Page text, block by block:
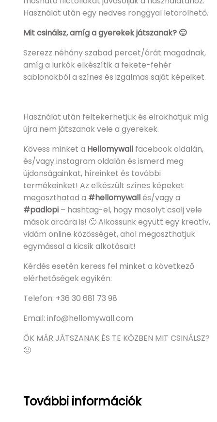
Használat után egy nedves ronggyal letörölhető.
Mit csinálsz, amíg a gyerekek játszanak? 🙂
Szerezz néhány szabad percet/órát magadnak,
amíg a lurkók elkészítik a fekete-fehér
sablonokból a színes és izgalmas saját képeiket.
Használat után feltekerhetjük és elrakhatjuk míg
újra nem játszanak vele a gyerekek.
Kövess minket a Hellomywallfacebook oldalán,
és/vagy instagram oldalán és ismerd meg
újdonságainkat, híreinket és további
termékeinket! Az elkészült színes képeket
megoszthatod a #hellomywallés/vagy a
#padlopi– hashtag-el, hogy mosolyt csalj vele
mások arcára is! 🙂 Alkossunk együtt egy kreatív,
vidám online közösséget, ahol megoszthatjuk
egymással a kicsik alkotásait!
Kérdés esetén keress fel minket a következő
elérhetőségek egyikén:
Telefon: +36 30 681 73 98
Email: info@hellomywall.com
ŐK MÁR JÁTSZANAK ÉS TE KÖZBEN MIT CSINÁLSZ?
🙂
További információk